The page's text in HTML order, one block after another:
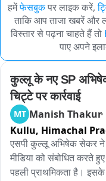
हमेंफेसबुकपर लाइक करें,
ताकि आप ताजा खबरें और
विस्तार से पढ़ना चाहते हैं तो
पाए अपने
कुल्लू के नए SP
चिट्टे पर कार्रवाई
MT Manish Thakur
Kullu, Himachal
एसपी कुल्लू अभिषेक सेकर ने
मीडिया को संबोधित करते
पहली प्राथमिकता है।